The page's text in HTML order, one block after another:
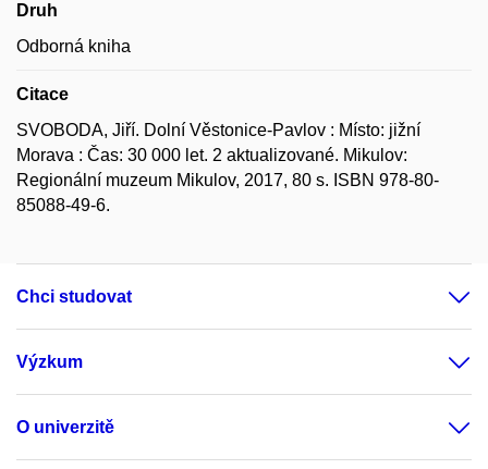
Druh
Odborná kniha
Citace
SVOBODA, Jiří. Dolní Věstonice-Pavlov : Místo: jižní
Morava : Čas: 30 000 let. 2 aktualizované. Mikulov:
Regionální muzeum Mikulov, 2017, 80 s. ISBN 978-80-
85088-49-6.
Chci studovat
Výzkum
O univerzitě